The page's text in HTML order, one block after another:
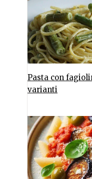
Pasta con
varianti